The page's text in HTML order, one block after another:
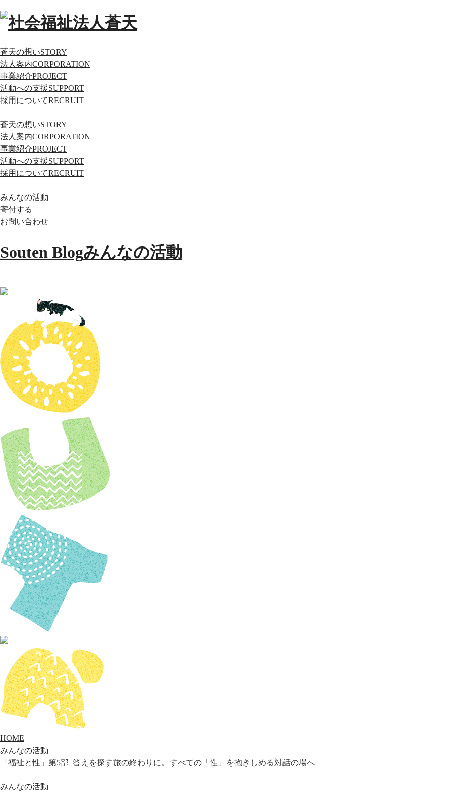
蒼天の想いSTORY
法人案内CORPORATION
事業紹介PROJECT
活動への支援SUPPORT
採用についてRECRUIT
蒼天の想いSTORY
法人案内CORPORATION
事業紹介PROJECT
活動への支援SUPPORT
採用についてRECRUIT
みんなの活動
寄付する
お問い合わせ
Souten Blogみんなの活動
HOME
みんなの活動
「福祉と性」第5部_答えを探す旅の終わりに。すべての「性」を抱きしめる対話の場へ
みんなの活動